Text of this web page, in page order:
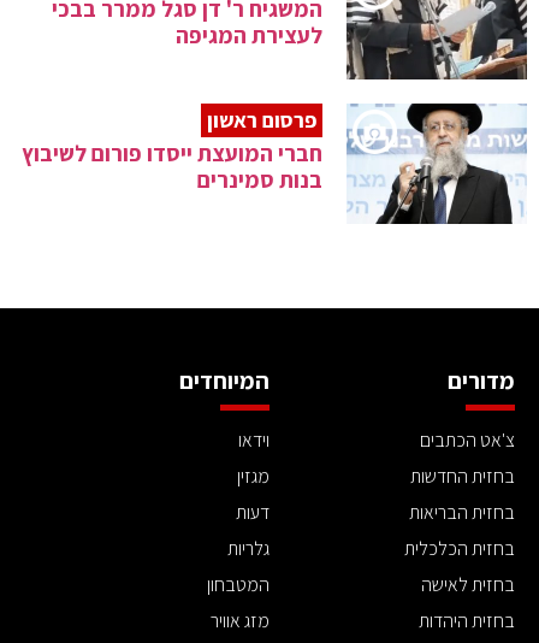
המשגיח ר' דן סגל ממרר בבכי
לעצירת המגיפה
פרסום ראשון
חברי המועצת ייסדו פורום לשיבוץ
בנות סמינרים
מדורים
צ'אט הכתבים
בחזית החדשות
בחזית הבריאות
בחזית הכלכלית
בחזית לאישה
בחזית היהדות
המיוחדים
וידאו
מגזין
דעות
גלריות
המטבחון
מזג אוויר